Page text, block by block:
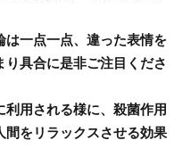
は一点一点、違った表情を
り具合に是非ご注目くださ
用される様に、殺菌作用
間をリラックスさせる効果